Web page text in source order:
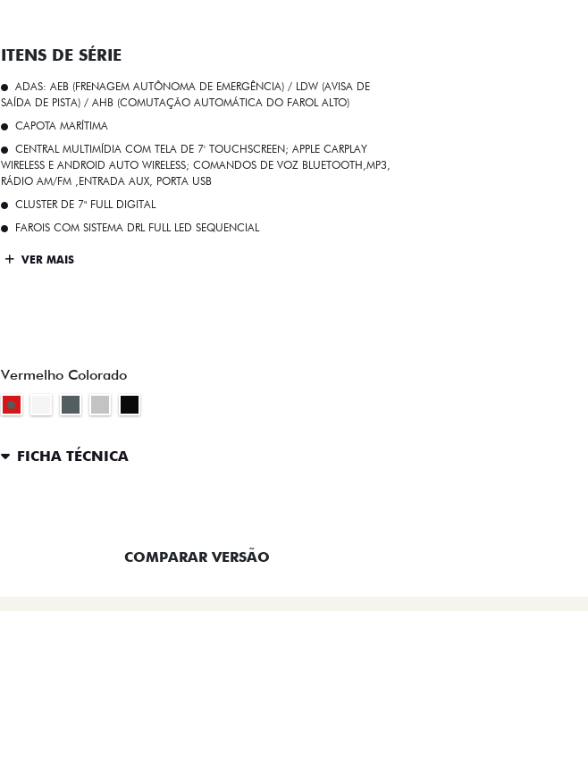
ITENS DE SÉRIE
ADAS: AEB (FRENAGEM AUTÔNOMA DE EMERGÊNCIA) / LDW (AVISA DE
SAÍDA DE PISTA) / AHB (COMUTAÇÃO AUTOMÁTICA DO FAROL ALTO)
CAPOTA MARÍTIMA
CENTRAL MULTIMÍDIA COM TELA DE 7' TOUCHSCREEN; APPLE CARPLAY
WIRELESS E ANDROID AUTO WIRELESS; COMANDOS DE VOZ BLUETOOTH,MP3,
RÁDIO AM/FM ,ENTRADA AUX, PORTA USB
CLUSTER DE 7" FULL DIGITAL
FAROIS COM SISTEMA DRL FULL LED SEQUENCIAL
VER MAIS
Vermelho Colorado
FICHA TÉCNICA
COMPARAR VERSÃO